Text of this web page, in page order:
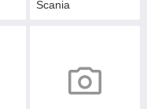
Scania